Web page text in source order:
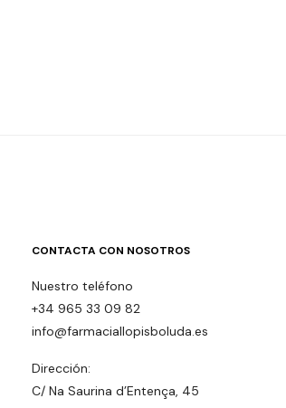
CONTACTA CON NOSOTROS
Nuestro teléfono
+34 965 33 09 82
info@farmaciallopisboluda.es
Dirección:
C/ Na Saurina d’Entença, 45